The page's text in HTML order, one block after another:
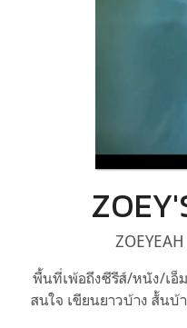
พื้นที่เพ้อถึงซีรีส์/หนัง/เอ็
สนใจ เขียนยาวบ้าง สั้นบ้